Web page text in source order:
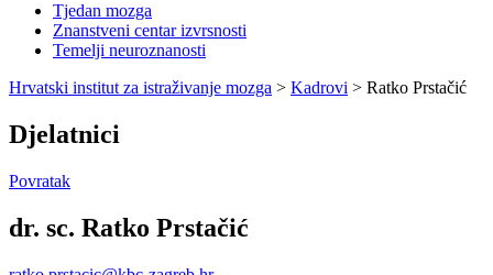
Tjedan mozga
Znanstveni centar izvrsnosti
Temelji neuroznanosti
Hrvatski institut za istraživanje mozga > Kadrovi > Ratko Prstačić
Djelatnici
Povratak
dr. sc. Ratko Prstačić